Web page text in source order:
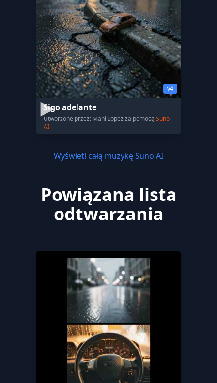
v4
Sigo adelante
Utworzone przez: Mani Lopez za pomocą Suno
AI
Wyświetl całą muzykę Suno AI
Powiązana lista
odtwarzania